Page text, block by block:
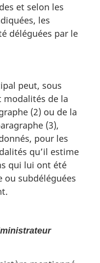
et selon les
les
déléguées par le
peut, sous
modalités de la
(2) ou de la
(3),
pour les
qu’il estime
qui lui ont été
ou subdéléguées